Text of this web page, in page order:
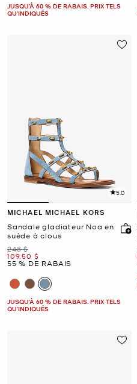
JUSQU’À 60 % DE RABAIS. PRIX TELS
QU'INDIQUÉS
5.0
MICHAEL MICHAEL KORS
Sandale gladiateur Noa en
suède à clous
était
248 $
maintenant
109.50 $
55 % DE RABAIS
JUSQU’À 60 % DE RABAIS. PRIX TELS
QU'INDIQUÉS